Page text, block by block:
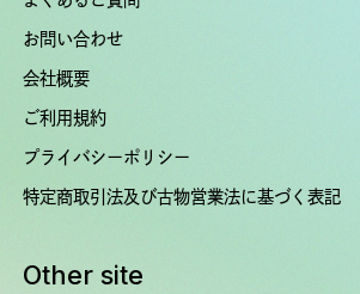
お問い合わせ
会社概要
ご利用規約
プライバシーポリシー
特定商取引法及び古物営業法に基づく表記
Other site